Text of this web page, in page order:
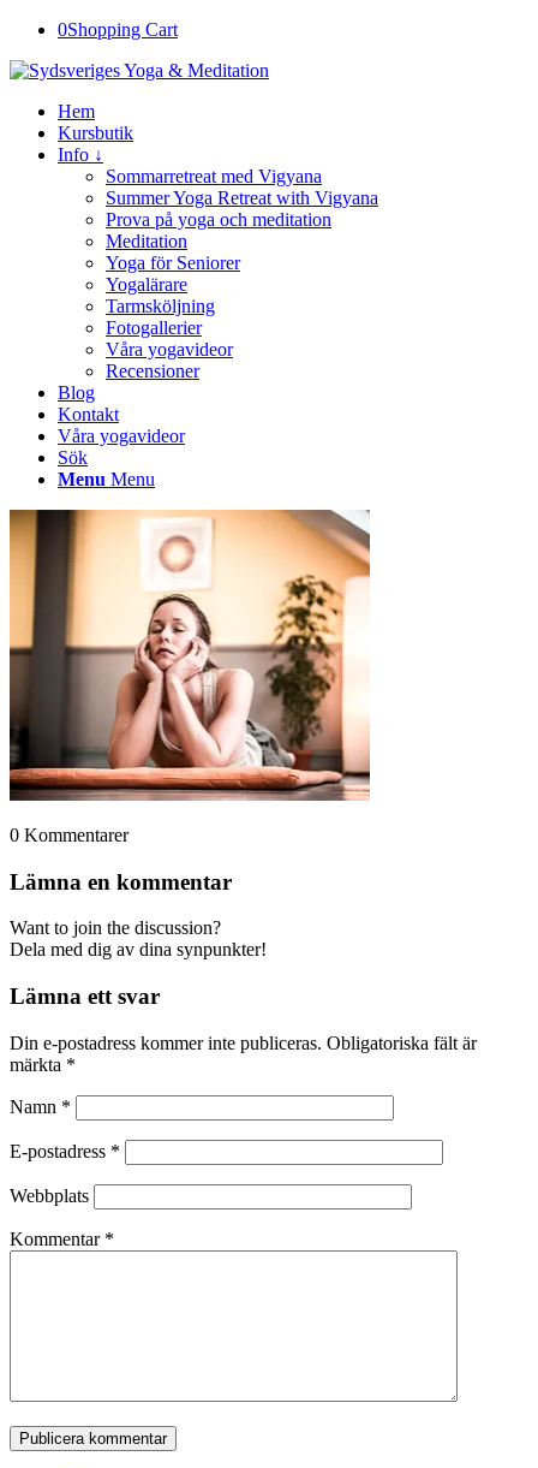
0Shopping Cart
Hem
Kursbutik
Info ↓
Sommarretreat med Vigyana
Summer Yoga Retreat with Vigyana
Prova på yoga och meditation
Meditation
Yoga för Seniorer
Yogalärare
Tarmsköljning
Fotogallerier
Våra yogavideor
Recensioner
Blog
Kontakt
Våra yogavideor
Sök
Menu Menu
0 Kommentarer
Lämna en kommentar
Want to join the discussion?
Dela med dig av dina synpunkter!
Lämna ett svar
Din e-postadress kommer inte publiceras. Obligatoriska fält är
märkta *
Namn *
E-postadress *
Webbplats
Kommentar *